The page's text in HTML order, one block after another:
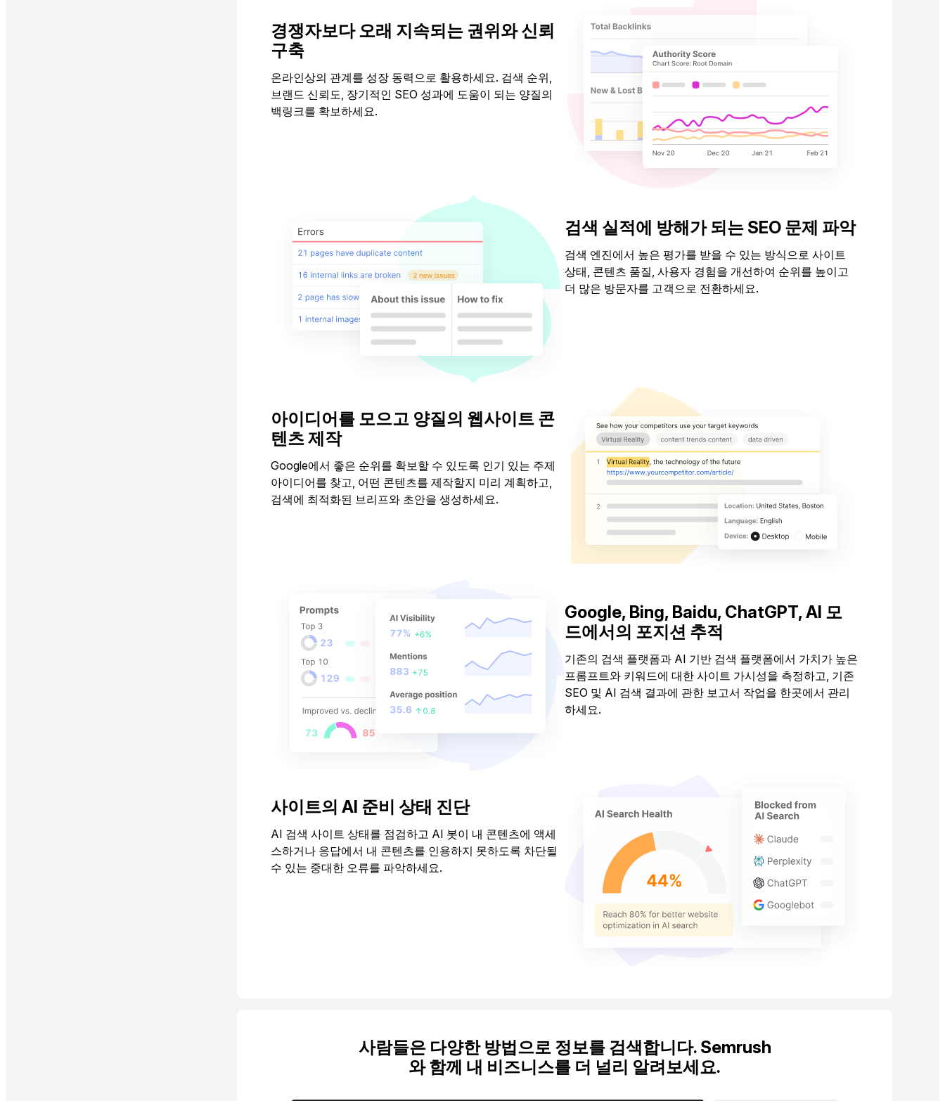
경쟁자보다 오래 지속되는 권위와 신뢰
구축
온라인상의 관계를 성장 동력으로 활용하세요. 검색 순위,
브랜드 신뢰도, 장기적인 SEO 성과에 도움이 되는 양질의
백링크를 확보하세요.
검색 실적에 방해가 되는 SEO 문제 파악
검색 엔진에서 높은 평가를 받을 수 있는 방식으로 사이트
상태, 콘텐츠 품질, 사용자 경험을 개선하여 순위를 높이고
더 많은 방문자를 고객으로 전환하세요.
아이디어를 모으고 양질의 웹사이트 콘
텐츠 제작
Google에서 좋은 순위를 확보할 수 있도록 인기 있는 주제
아이디어를 찾고, 어떤 콘텐츠를 제작할지 미리 계획하고,
검색에 최적화된 브리프와 초안을 생성하세요.
Google, Bing, Baidu, ChatGPT, AI 모
드에서의 포지션 추적
기존의 검색 플랫폼과 AI 기반 검색 플랫폼에서 가치가 높은
프롬프트와 키워드에 대한 사이트 가시성을 측정하고, 기존
SEO 및 AI 검색 결과에 관한 보고서 작업을 한곳에서 관리
하세요.
사이트의 AI 준비 상태 진단
AI 검색 사이트 상태를 점검하고 AI 봇이 내 콘텐츠에 액세
스하거나 응답에서 내 콘텐츠를 인용하지 못하도록 차단될
수 있는 중대한 오류를 파악하세요.
사람들은 다양한 방법으로 정보를 검색합니다. Semrush
와 함께 내 비즈니스를 더 널리 알려보세요.